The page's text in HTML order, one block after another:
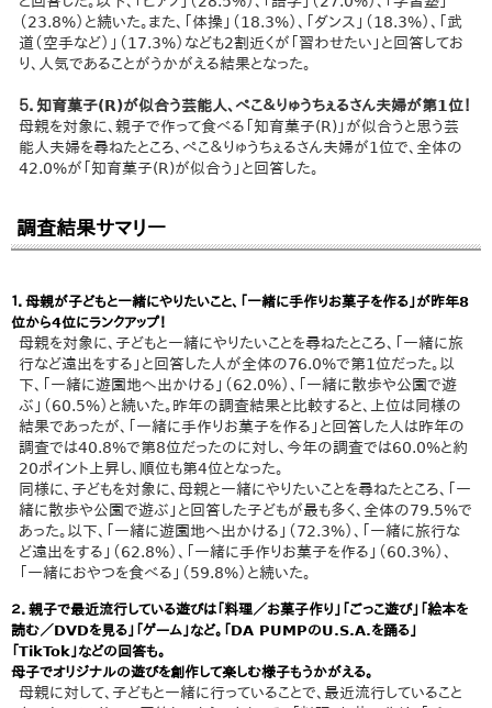
（23.8%）と続いた。また、「体操」（18.3%）、「ダンス」（18.3%）、「武
道（空手など）」（17.3%）なども2割近くが「習わせたい」と回答してお
り、人気であることがうかがえる結果となった。
５．知育菓子(R)が似合う芸能人、ぺこ＆りゅうちぇるさん夫婦が第1位！
母親を対象に、親子で作って食べる「知育菓子(R)」が似合うと思う芸
能人夫婦を尋ねたところ、ぺこ＆りゅうちぇるさん夫婦が1位で、全体の
42.0%が「知育菓子(R)が似合う」と回答した。
調査結果サマリー
１．母親が子どもと一緒にやりたいこと、「一緒に手作りお菓子を作る」が昨年8
位から4位にランクアップ！
母親を対象に、子どもと一緒にやりたいことを尋ねたところ、「一緒に旅
行など遠出をする」と回答した人が全体の76.0%で第1位だった。以
下、「一緒に遊園地へ出かける」（62.0%）、「一緒に散歩や公園で遊
ぶ」（60.5%）と続いた。昨年の調査結果と比較すると、上位は同様の
結果であったが、「一緒に手作りお菓子を作る」と回答した人は昨年の
調査では40.8%で第8位だったのに対し、今年の調査では60.0%と約
20ポイント上昇し、順位も第4位となった。
同様に、子どもを対象に、母親と一緒にやりたいことを尋ねたところ、「一
緒に散歩や公園で遊ぶ」と回答した子どもが最も多く、全体の79.5%で
あった。以下、「一緒に遊園地へ出かける」（72.3%）、「一緒に旅行な
ど遠出をする」（62.8%）、「一緒に手作りお菓子を作る」（60.3%）、
「一緒におやつを食べる」（59.8%）と続いた。
２．親子で最近流行している遊びは「料理／お菓子作り」「ごっこ遊び」「絵本を
読む／DVDを見る」「ゲーム」など。「DA PUMPのU.S.A.を踊る」
「TikTok」などの回答も。
母子でオリジナルの遊びを創作して楽しむ様子もうかがえる。
母親に対して、子どもと一緒に行っていることで、最近流行していること